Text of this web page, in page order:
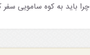
چرا باید به کوه سامویی سفر